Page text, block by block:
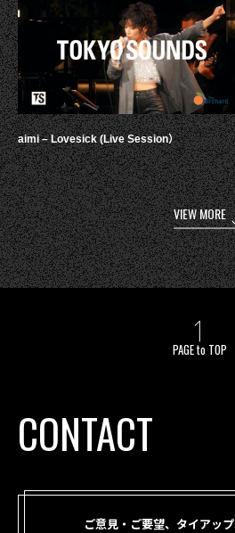
aimi – Lovesick (Live Session）
VIEW MORE
PAGE to TOP
CONTACT
ご意見・ご要望、タイアッ